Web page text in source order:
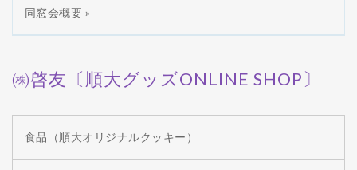
同窓会概要 »
㈱啓友〔順大グッズONLINE SHOP〕
食品（順大オリジナルクッキー）